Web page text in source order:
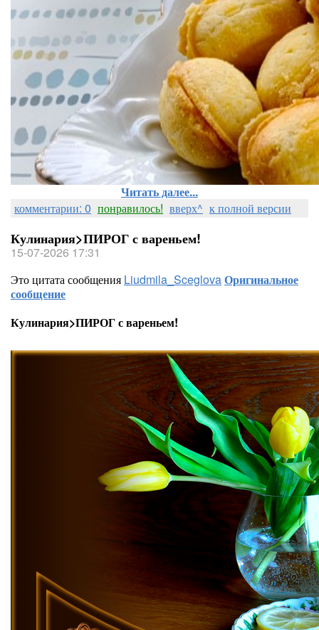
Читать далее...
комментарии: 0 понравилось! вверх^ к полной версии
Кулинария>ПИРОГ с вареньем!
15-07-2026 17:31
Это цитата сообщения Liudmila_SceglovaОригинальное
сообщение
Кулинария>ПИРОГ с вареньем!